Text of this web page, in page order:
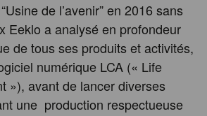
de l’avenir” en 2016 sans
Eeklo a analysé en profondeur
de tous ses produits et activités,
numérique LCA (« Life
»), avant de lancer diverses
une production respectueuse